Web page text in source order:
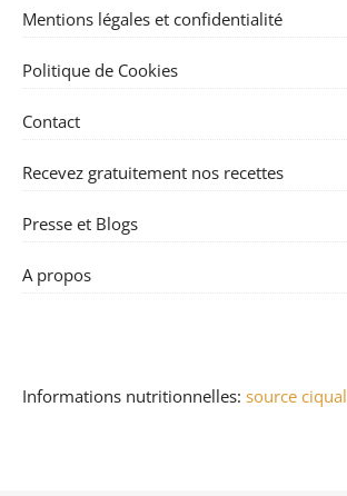
Mentions légales et confidentialité
Politique de Cookies
Contact
Recevez gratuitement nos recettes
Presse et Blogs
A propos
Informations nutritionnelles: source ciqual